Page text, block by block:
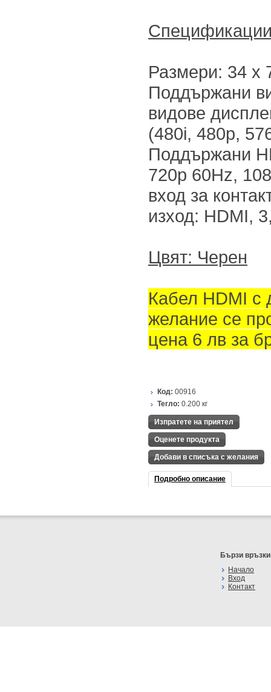
Размери: 34 х
Поддържани
видове
(480i, 480p,
Поддържани
720p 60Hz,
вход за
изход: HDMI,
Цвят: Черен
Кабел HDMI с
желание се
цена 6 лв за
Код: 00916
Тегло: 0.200 кг
Изпратете на приятел
Оценете продукта
Добави в списъка с желания
Подробно описание
Бързи връзки
Начало
Вход
Контакт